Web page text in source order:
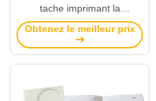
tache imprimant la
conception moderne de
papier enduit de C2S
Obtenez le meilleur prix